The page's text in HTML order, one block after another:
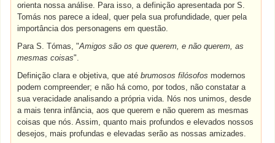
orienta nossa análise. Para isso, a definição apresentada por S.
Tomás nos parece a ideal, quer pela sua profundidade, quer pela
importância dos personagens em questão.
Para S. Tómas, "Amigos são os que querem, e não querem, as
mesmas coisas".
Definição clara e objetiva, que atébrumosos filósofos modernos
podem compreender; e não há como, por todos, não constatar a
sua veracidade analisando a própria vida. Nós nos unimos, desde
a mais tenra infância, aos que querem e não querem as mesmas
coisas que nós. Assim, quanto mais profundos e elevados nossos
desejos, mais profundas e elevadas serão as nossas amizades.